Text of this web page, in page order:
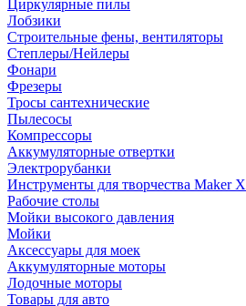
Циркулярные пилы
Лобзики
Строительные фены, вентиляторы
Степлеры/Нейлеры
Фонари
Фрезеры
Тросы сантехнические
Пылесосы
Компрессоры
Аккумуляторные отвертки
Электрорубанки
Инструменты для творчества Maker X
Рабочие столы
Мойки высокого давления
Мойки
Аксессуары для моек
Аккумуляторные моторы
Лодочные моторы
Товары для авто